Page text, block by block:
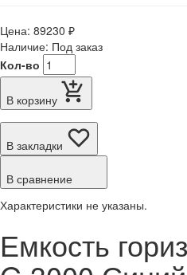
Цена: 89230 ₽
Наличие: Под заказ
Кол-во
В корзину
В закладки
В сравнение
Характеристики не указаны.
Емкость